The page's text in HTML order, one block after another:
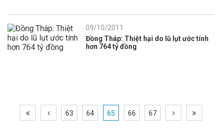
09/10/2011
Đồng Tháp: Thiệt hại do lũ lụt ước tính
hơn 764 tỷ đồng
63 64 65 66 67